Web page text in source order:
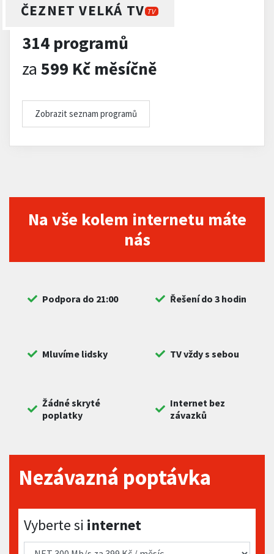
ČEZNET VELKÁ TV TV
314 programů
za 599 Kč měsíčně
Zobrazit seznam programů
Na vše kolem internetu máte
nás
Podpora do 21:00 Řešení do 3 hodin
Mluvíme lidsky TV vždy s sebou
Žádné skryté
poplatky
Internet bez
závazků
Nezávazná poptávka
Vyberte si internet
Vyberte si internet